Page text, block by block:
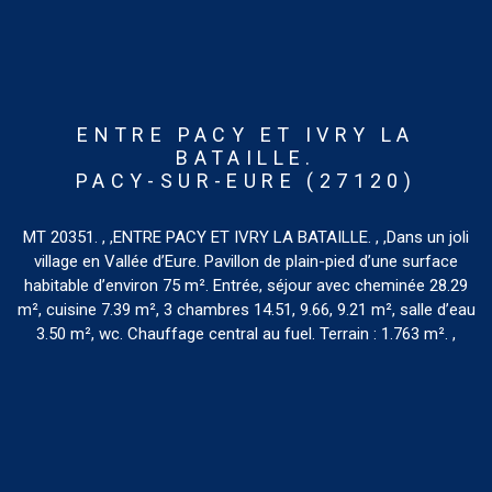
ENTRE PACY ET IVRY LA
BATAILLE.
PACY-SUR-EURE (27120)
MT 20351. , ,ENTRE PACY ET IVRY LA BATAILLE. , ,Dans un joli
village en Vallée d’Eure. Pavillon de plain-pied d’une surface
habitable d’environ 75 m². Entrée, séjour avec cheminée 28.29
m², cuisine 7.39 m², 3 chambres 14.51, 9.66, 9.21 m², salle d’eau
3.50 m², wc. Chauffage central au fuel. Terrain : 1.763 m². ,